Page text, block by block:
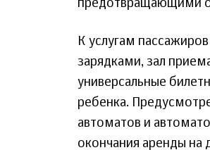
предотвращающими
К услугам
зарядками, зал
универсальные
ребенка.
автоматов и
окончания аренды на